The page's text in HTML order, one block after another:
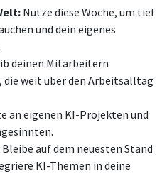
Nutze diese Woche, um tief
und dein eigenes
deinen Mitarbeitern
die weit über den Arbeitsalltag
an eigenen KI-Projekten und
Bleibe auf dem neuesten Stand
KI-Themen in deine